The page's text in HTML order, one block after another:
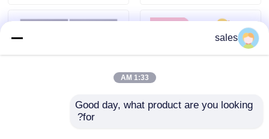
اخبار
پرونده ها
Test Kit
sales
1:33 AM
Good day, what product are you looking
for?